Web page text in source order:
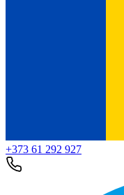
+373 61 292 927